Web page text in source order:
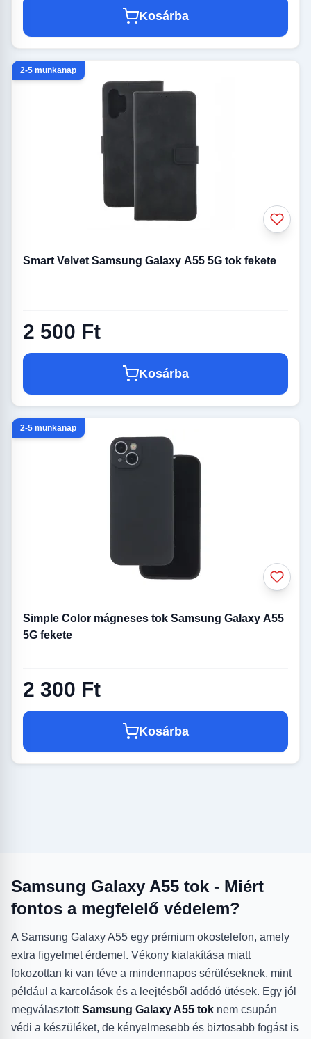
Kosárba
2-5 munkanap
Smart Velvet Samsung Galaxy A55 5G tok fekete
2 500 Ft
Kosárba
2-5 munkanap
Simple Color mágneses tok Samsung Galaxy A55
5G fekete
2 300 Ft
Kosárba
Samsung Galaxy A55 tok - Miért
fontos a megfelelő védelem?
A Samsung Galaxy A55 egy prémium okostelefon, amely
extra figyelmet érdemel. Vékony kialakítása miatt
fokozottan ki van téve a mindennapos sérüléseknek, mint
például a karcolások és a leejtésből adódó ütések. Egy jól
megválasztottSamsung Galaxy A55 tok nem csupán
védi a készüléket, de kényelmesebb és biztosabb fogást is